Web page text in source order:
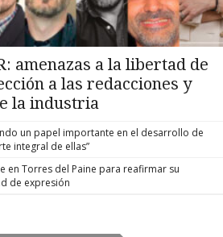
amenazas a la libertad de
a las redacciones y
la industria
un papel importante en el desarrollo de
integral de ellas”
en Torres del Paine para reafirmar su
de expresión